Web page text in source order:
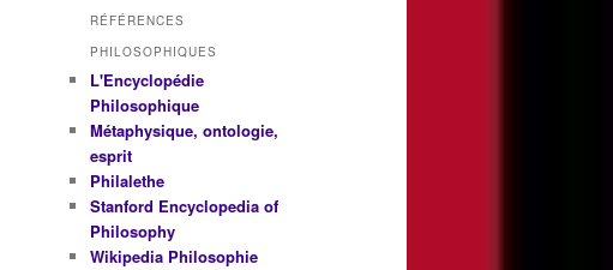
RÉFÉRENCES
PHILOSOPHIQUES
L'Encyclopédie
Philosophique
Métaphysique, ontologie,
esprit
Philalethe
Stanford Encyclopedia of
Philosophy
Wikipedia Philosophie